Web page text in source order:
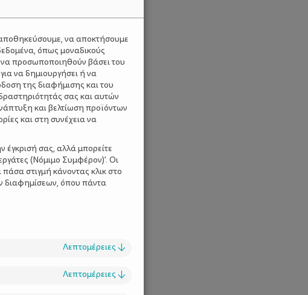
να αποκτήσουμε
όπως μοναδικούς
να προσωποποιηθούν βάσει του
να δημιουργήσει ή να
της διαφήμισης και του
σας και αυτών
και βελτίωση προϊόντων
και στη συνέχεια να
έγκρισή σας, αλλά μπορείτε
(Νόμιμο Συμφέρον)'. Οι
στιγμή κάνοντας κλικ στο
διαφημίσεων, όπου πάντα
Λεπτομέρειες ↓
Λεπτομέρειες ↓